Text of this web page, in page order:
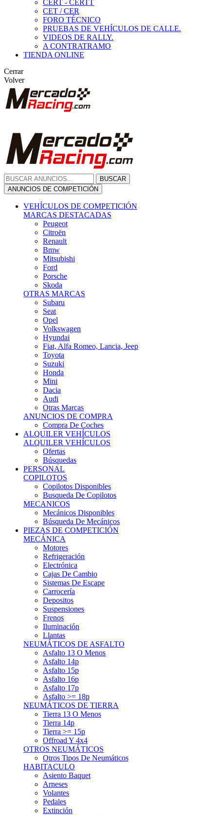
CERT - CERTT
CET / CER
FORO TÉCNICO
PRUEBAS DE VEHÍCULOS DE CALLE.
VIDEOS DE RALLY.
A CONTRATRAMO
TIENDA ONLINE
Cerrar
Volver
BUSCAR
ANUNCIOS DE COMPETICIÓN
VEHÍCULOS DE COMPETICIÓN
MARCAS DESTACADAS
Peugeot
Citroën
Renault
Bmw
Mitsubishi
Ford
Porsche
Skoda
OTRAS MARCAS
Subaru
Seat
Opel
Volkswagen
Hyundai
Fiat, Alfa Romeo, Lancia, Jeep
Toyota
Suzuki
Honda
Mini
Dacia
Audi
Otras Marcas
ANUNCIOS DE COMPRA
Compra De Coches
ALQUILER VEHÍCULOS
ALQUILER VEHÍCULOS
Ofertas
Búsquedas
PERSONAL
COPILOTOS
Copilotos Disponibles
Busqueda De Copilotos
MECANICOS
Mecánicos Disponibles
Búsqueda De Mecánicos
PIEZAS DE COMPETICIÓN
MECÁNICA
Motores
Refrigeración
Electrónica
Cajas De Cambio
Sistemas De Escape
Carrocería
Depositos
Suspensiones
Frenos
Iluminación
Llantas
NEUMÁTICOS DE ASFALTO
Asfalto 13 O Menos
Asfalto 14p
Asfalto 15p
Asfalto 16p
Asfalto 17p
Asfalto >= 18p
NEUMÁTICOS DE TIERRA
Tierra 13 O Menos
Tierra 14p
Tierra >= 15p
Offroad Y 4x4
OTROS NEUMÁTICOS
Otros Tipos De Neumáticos
HABITACULO
Asiento Baquet
Arneses
Volantes
Pedales
Extinción
Resto De Accesorios